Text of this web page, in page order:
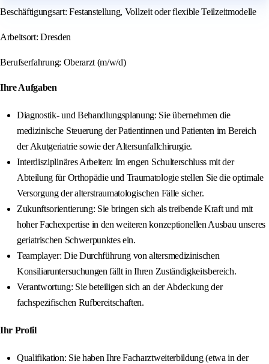
Beschäftigungsart: Festanstellung, Vollzeit oder flexible Teilzeitmodelle
Arbeitsort: Dresden
Berufserfahrung: Oberarzt (m/w/d)
Ihre Aufgaben
Diagnostik- und Behandlungsplanung: Sie übernehmen die
medizinische Steuerung der Patientinnen und Patienten im Bereich
der Akutgeriatrie sowie der Altersunfallchirurgie.
Interdisziplinäres Arbeiten: Im engen Schulterschluss mit der
Abteilung für Orthopädie und Traumatologie stellen Sie die optimale
Versorgung der alterstraumatologischen Fälle sicher.
Zukunftsorientierung: Sie bringen sich als treibende Kraft und mit
hoher Fachexpertise in den weiteren konzeptionellen Ausbau unseres
geriatrischen Schwerpunktes ein.
Teamplayer: Die Durchführung von altersmedizinischen
Konsiliaruntersuchungen fällt in Ihren Zuständigkeitsbereich.
Verantwortung: Sie beteiligen sich an der Abdeckung der
fachspezifischen Rufbereitschaften.
Ihr Profil
Qualifikation: Sie haben Ihre Facharztweiterbildung (etwa in der